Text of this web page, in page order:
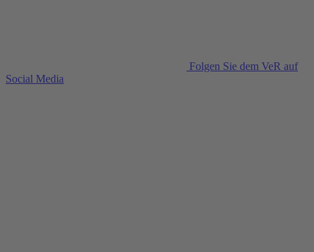
Folgen Sie dem VeR auf
Social Media